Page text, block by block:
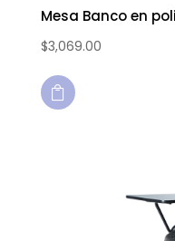
Mesa Banco en
$3,069.00
